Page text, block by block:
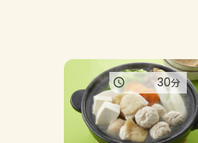
30分